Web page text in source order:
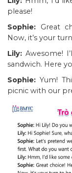
please!
Sophie: Great
Now, it’s your
Lily: Awesome!
sandwich. Here
Sophie: Yum!
picnic with our